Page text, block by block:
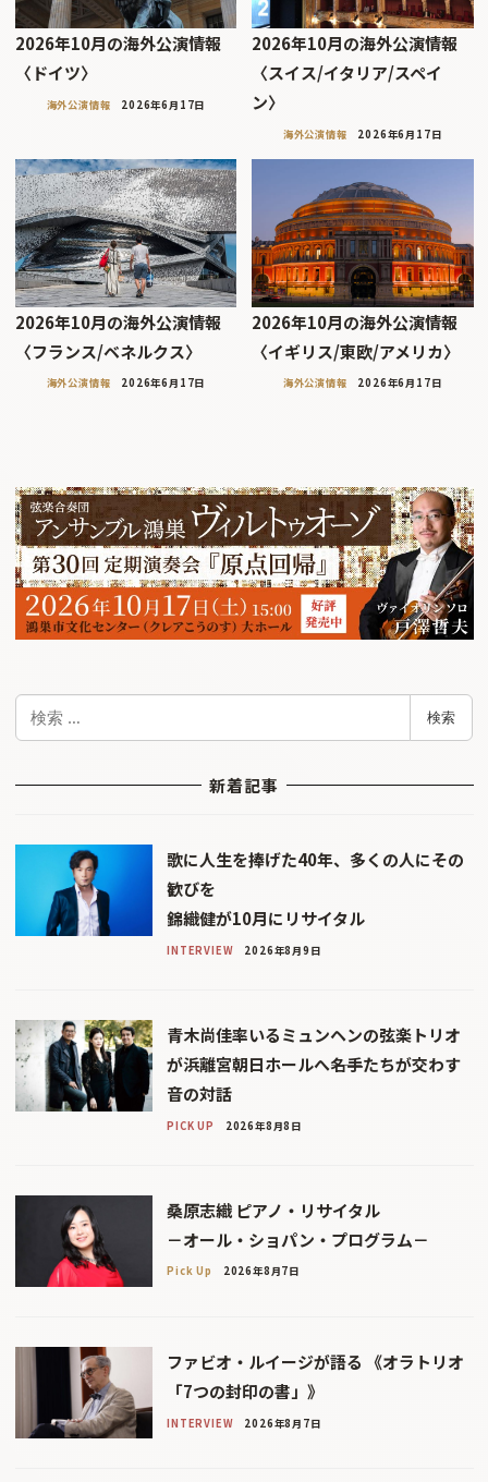
2026年10月の海外公演情報
〈ドイツ〉
海外公演情報 2026年6月17日
2026年10月の海外公演情報
〈スイス/イタリア/スペイ
ン〉
海外公演情報 2026年6月17日
2026年10月の海外公演情報
〈フランス/ベネルクス〉
海外公演情報 2026年6月17日
2026年10月の海外公演情報
〈イギリス/東欧/アメリカ〉
海外公演情報 2026年6月17日
検
検索
新着記事
歌に人生を捧げた40年、多くの人にその
歓びを
錦織健が10月にリサイタル
INTERVIEW 2026年8月9日
青木尚佳率いるミュンヘンの弦楽トリオ
が浜離宮朝日ホールへ――名手たちが交わす
音の対話
PICK UP 2026年8月8日
桑原志織 ピアノ・リサイタル
－オール・ショパン・プログラム－
Pick Up 2026年8月7日
ファビオ・ルイージが語る 《オラトリオ
「7つの封印の書」》
INTERVIEW 2026年8月7日